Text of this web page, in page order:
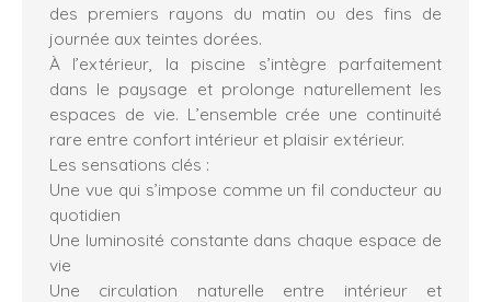
des premiers rayons du matin ou des fins de
journée aux teintes dorées.
À l’extérieur, la piscine s’intègre parfaitement
dans le paysage et prolonge naturellement les
espaces de vie. L’ensemble crée une continuité
rare entre confort intérieur et plaisir extérieur.
Les sensations clés :
Une vue qui s’impose comme un fil conducteur au
quotidien
Une luminosité constante dans chaque espace de
vie
Une circulation naturelle entre intérieur et